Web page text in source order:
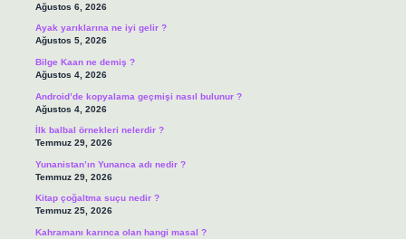
Ağustos 6, 2026
Ayak yarıklarına ne iyi gelir ?
Ağustos 5, 2026
Bilge Kaan ne demiş ?
Ağustos 4, 2026
Android’de kopyalama geçmişi nasıl bulunur ?
Ağustos 4, 2026
İlk balbal örnekleri nelerdir ?
Temmuz 29, 2026
Yunanistan’ın Yunanca adı nedir ?
Temmuz 29, 2026
Kitap çoğaltma suçu nedir ?
Temmuz 25, 2026
Kahramanı karınca olan hangi masal ?